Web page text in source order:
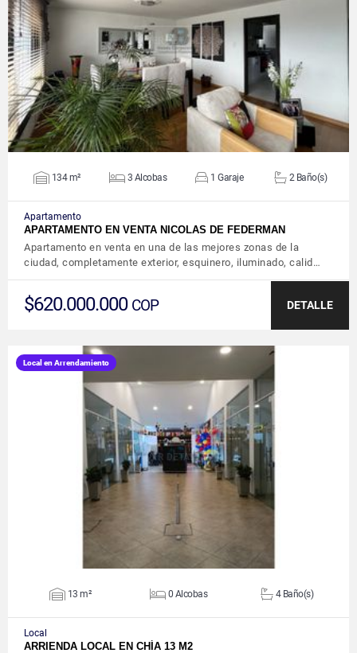
VER DETALLES
134 m² 3 Alcobas 1 Garaje 2 Baño(s)
Apartamento
APARTAMENTO EN VENTA NICOLAS DE FEDERMAN
Apartamento en venta en una de las mejores zonas de la
ciudad, completamente exterior, esquinero, iluminado, calid…
$620.000.000 COP DETALLE
Local en Arrendamiento
VER DETALLES
13 m² 0 Alcobas 4 Baño(s)
Local
ARRIENDA LOCAL EN CHÍA 13 M2